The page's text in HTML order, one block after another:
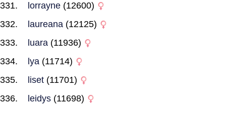
lorrayne (12600)
laureana (12125)
luara (11936)
lya (11714)
liset (11701)
leidys (11698)